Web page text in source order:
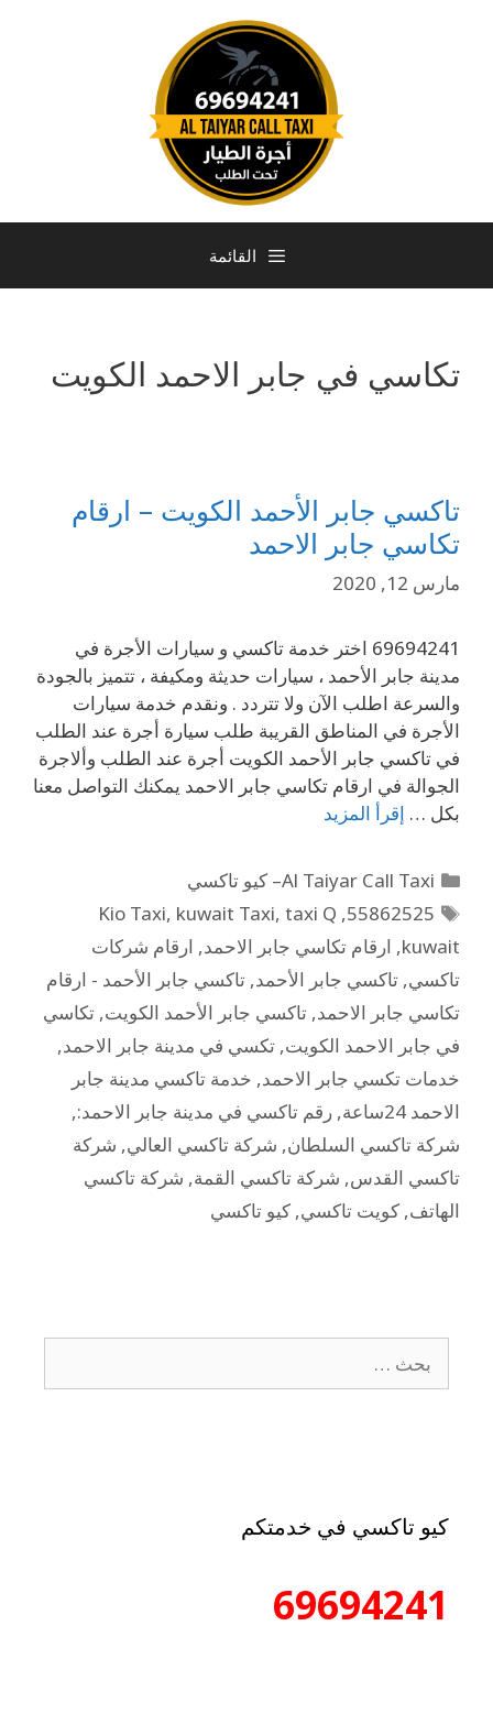
القائمة
تكاسي في جابر الاحمد الكويت
تاكسي جابر الأحمد الكويت – ارقام
تكاسي جابر الاحمد
مارس 12, 2020
69694241 اختر خدمة تاكسي و سيارات الأجرة في
مدينة جابر الأحمد ، سيارات حديثة ومكيفة ، تتميز بالجودة
والسرعة اطلب الآن ولا تتردد . ونقدم خدمة سيارات
الأجرة في المناطق القريبة طلب سيارة أجرة عند الطلب
في تاكسي جابر الأحمد الكويت أجرة عند الطلب وألاجرة
الجوالة في ارقام تكاسي جابر الاحمد يمكنك التواصل معنا
بكل … إقرأ المزيد
Al Taiyar Call Taxi– كيو تاكسي
55862525
,
Kio Taxi, kuwait Taxi, taxi Q
kuwait
, ارقام تكاسي جابر الاحمد, ارقام شركات
تاكسي, تاكسي جابر الأحمد, تاكسي جابر الأحمد - ارقام
تكاسي جابر الاحمد, تاكسي جابر الأحمد الكويت, تكاسي
في جابر الاحمد الكويت, تكسي في مدينة جابر الاحمد,
خدمات تكسي جابر الاحمد, خدمة تاكسي مدينة جابر
الاحمد 24ساعة
, رقم تاكسي في مدينة جابر الاحمد:,
شركة تاكسي السلطان, شركة تاكسي العالي, شركة
تاكسي القدس, شركة تاكسي القمة, شركة تاكسي
الهاتف, كويت تاكسي, كيو تاكسي
كيو تاكسي في خدمتكم
69694241